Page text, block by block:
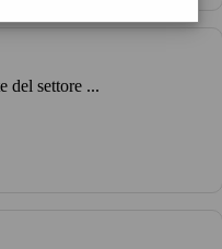
del settore ...